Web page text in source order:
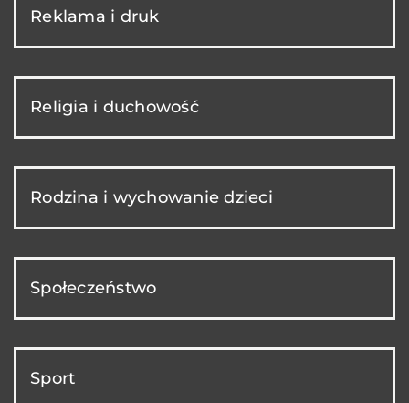
Reklama i druk
Religia i duchowość
Rodzina i wychowanie dzieci
Społeczeństwo
Sport